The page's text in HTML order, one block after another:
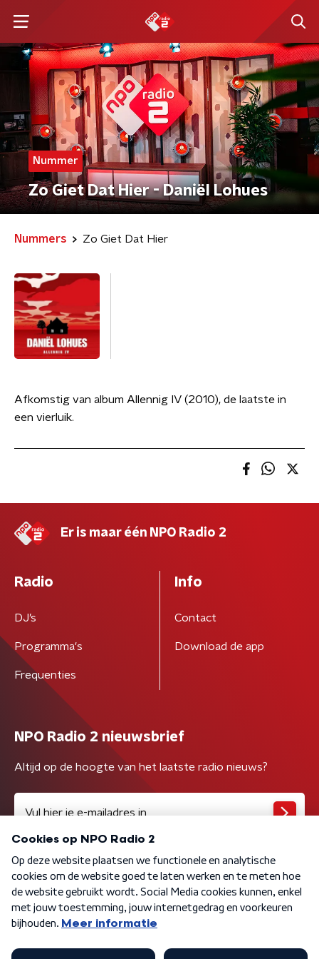
Nummer
Zo Giet Dat Hier - Daniël Lohues
Nummers Zo Giet Dat Hier
Afkomstig van album Allennig IV (2010), de laatste in
een vierluik.
Er is maar één NPO Radio 2
Radio
DJ’s
Programma's
Frequenties
Info
Contact
Download de app
NPO Radio 2 nieuwsbrief
Altijd op de hoogte van het laatste radio nieuws?
Algemene voorwaarden